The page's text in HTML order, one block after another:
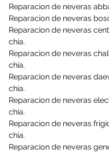
Reparacion de neveras
Reparacion de neveras
Reparacion de neveras
chia.
Reparacion de neveras
chia.
Reparacion de neveras
chia.
Reparacion de neveras
chia.
Reparacion de neveras
chia.
Reparacion de neveras